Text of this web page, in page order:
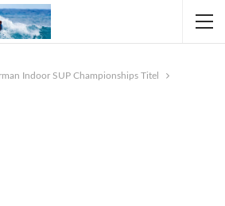
Indoor SUP Championships Titel